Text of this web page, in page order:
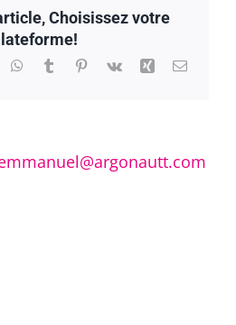
Choisissez votre
WhatsApp
TumblrPinterest
Vk Xing Email